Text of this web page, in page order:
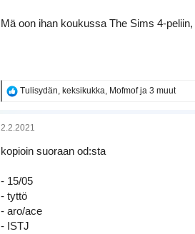
Mä oon ihan koukussa The Sims 4-
R
k
i
:
Tulisydän, keksikukka, Mofmofja 3 muut
2.2.2021
kopioin suoraan od:sta
- 15/05
- tyttö
- aro/ace
- ISTJ